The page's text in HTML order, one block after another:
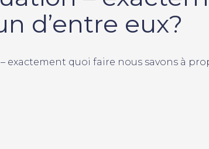
d’entre eux?
quoi faire nous savons à